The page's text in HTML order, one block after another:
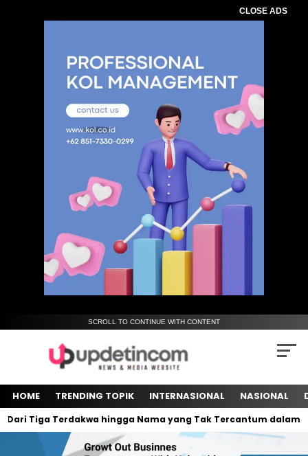
CLOSE ADS
SCROLL TO CONTINUE WITH CONTENT
HOME TRENDING TOPIK INTERNASIONAL NASIONAL
Tiga Terdakwa hingga Nama yang Tak Tercantum dalam